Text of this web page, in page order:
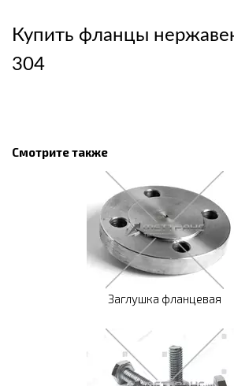
Купить фланцы
304
Смотрите также
Заглушка фланцевая